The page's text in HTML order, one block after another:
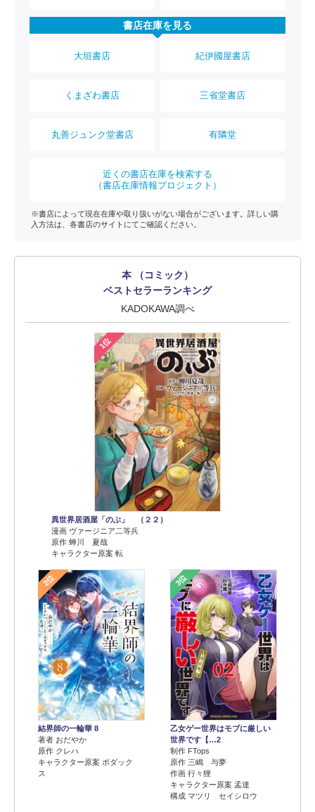
書店在庫を見る
大垣書店 紀伊國屋書店
くまざわ書店 三省堂書店
丸善ジュンク堂書店 有隣堂
近くの書店在庫を検索する
（書店在庫情報プロジェクト）
※書店によって現在在庫や取り扱いがない場合がございます。詳しい購
入方法は、各書店のサイトにてご確認ください。
本 （コミック）
ベストセラーランキング
KADOKAWA調べ
1位
異世界居酒屋「のぶ」 （２２）
漫画 ヴァージニア二等兵
原作 蝉川 夏哉
キャラクター原案 転
2位
結界師の一輪華 8
著者 おだやか
原作 クレハ
キャラクター原案 ボダック
ス
3位
乙女ゲー世界はモブに厳しい
世界です【…2
制作 FTops
原作 三嶋 与夢
作画 行々狸
キャラクター原案 孟達
構成 マツリ セイシロウ